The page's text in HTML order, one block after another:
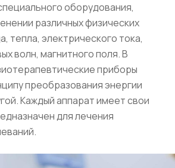
оборудования,
различных физических
тепла, электрического тока,
волн, магнитного поля. В
приборы
преобразования энергии
Каждый аппарат имеет свои
для лечения